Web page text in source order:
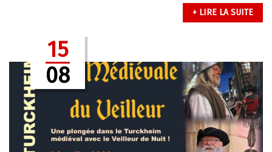
+ LIRE LA SUITE
15
08